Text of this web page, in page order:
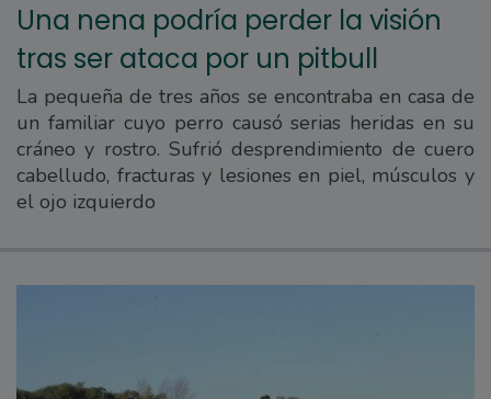
Una nena podría perder la visión
tras ser ataca por un pitbull
La pequeña de tres años se encontraba en casa de
un familiar cuyo perro causó serias heridas en su
cráneo y rostro. Sufrió desprendimiento de cuero
cabelludo, fracturas y lesiones en piel, músculos y
el ojo izquierdo